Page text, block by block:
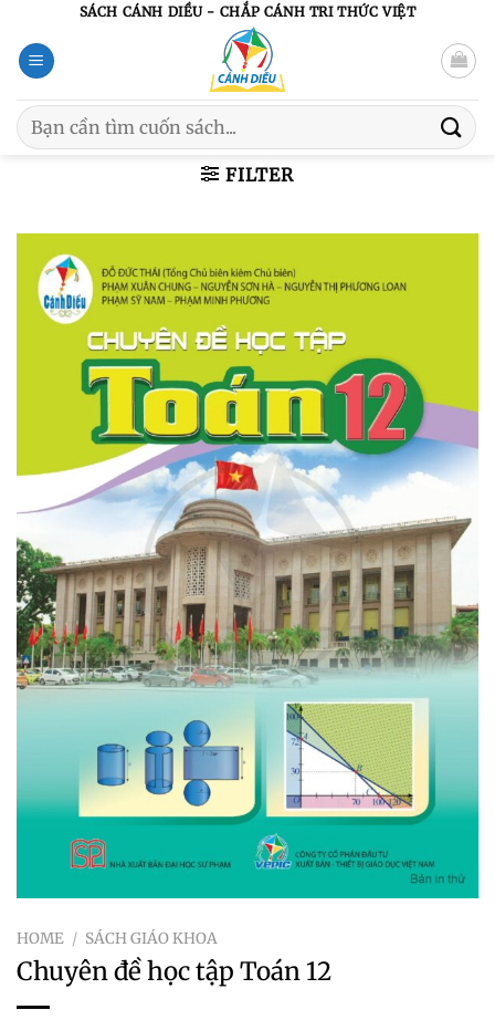
đến
nội
dung
SÁCH CÁNH DIỀU - CHẮP CÁNH TRI THỨC VIỆT
Search
for:
FILTER
HOME / SÁCH GIÁO KHOA
Chuyên đề học tập Toán 12